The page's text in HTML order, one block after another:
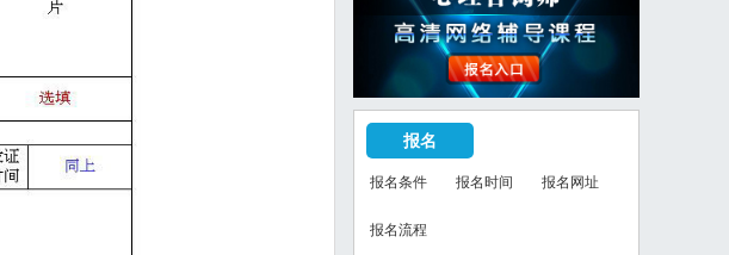
报名
报名条件 报名时间 报名网址
报名流程